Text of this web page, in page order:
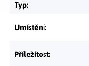
Typ:
Umístění:
Příležitost: